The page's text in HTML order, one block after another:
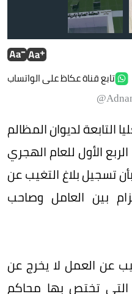
تابع قناة عكاظ على الواتساب
التابعة لديوان المظالم
الأول للعام الهجري
تسجيل بلاغ التغيب عن
بين العامل وصاحب
عن العمل لا يخرج عن
التي تختص بها محاكم